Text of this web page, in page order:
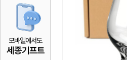
모바일에서도
세종기프트